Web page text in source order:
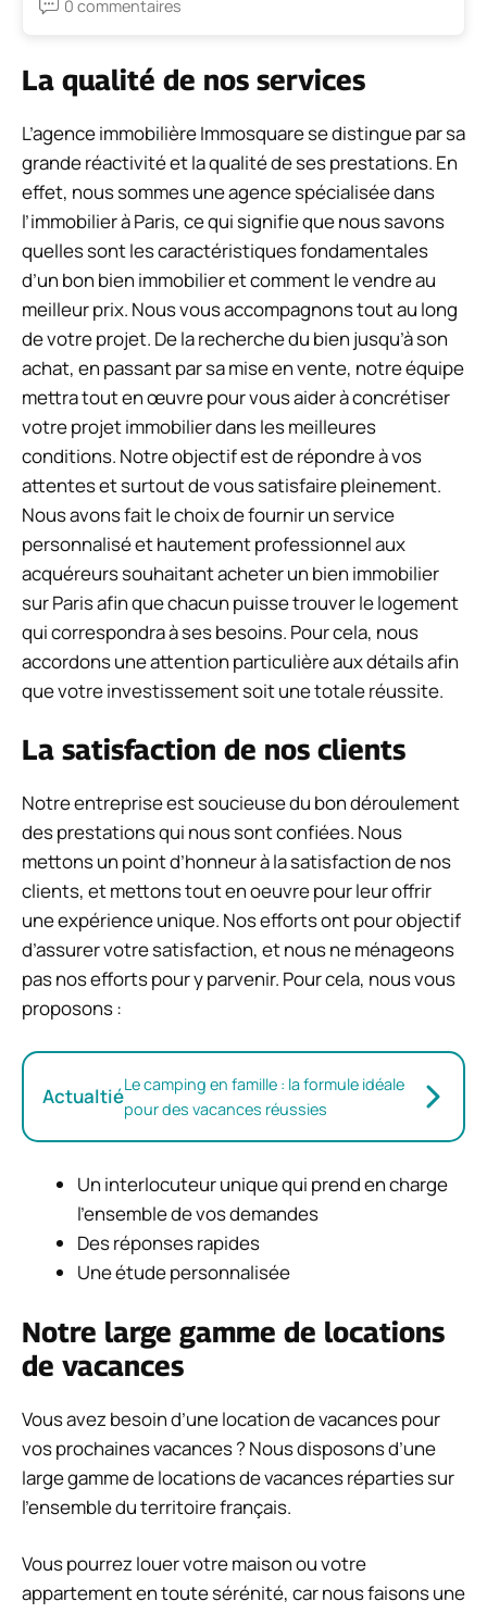
0 commentaires
La qualité de nos services
L’agence immobilière Immosquare se distingue par sa
grande réactivité et la qualité de ses prestations. En
effet, nous sommes une agence spécialisée dans
l’immobilier à Paris, ce qui signifie que nous savons
quelles sont les caractéristiques fondamentales
d’un bon bien immobilier et comment le vendre au
meilleur prix. Nous vous accompagnons tout au long
de votre projet. De la recherche du bien jusqu’à son
achat, en passant par sa mise en vente, notre équipe
mettra tout en œuvre pour vous aider à concrétiser
votre projet immobilier dans les meilleures
conditions. Notre objectif est de répondre à vos
attentes et surtout de vous satisfaire pleinement.
Nous avons fait le choix de fournir un service
personnalisé et hautement professionnel aux
acquéreurs souhaitant acheter un bien immobilier
sur Paris afin que chacun puisse trouver le logement
qui correspondra à ses besoins. Pour cela, nous
accordons une attention particulière aux détails afin
que votre investissement soit une totale réussite.
La satisfaction de nos clients
Notre entreprise est soucieuse du bon déroulement
des prestations qui nous sont confiées. Nous
mettons un point d’honneur à la satisfaction de nos
clients, et mettons tout en oeuvre pour leur offrir
une expérience unique. Nos efforts ont pour objectif
d’assurer votre satisfaction, et nous ne ménageons
pas nos efforts pour y parvenir. Pour cela, nous vous
proposons :
ActualtiéLe camping en famille : la formule idéale
pour des vacances réussies
Un interlocuteur unique qui prend en charge
l’ensemble de vos demandes
Des réponses rapides
Une étude personnalisée
Notre large gamme de locations
de vacances
Vous avez besoin d’une location de vacances pour
vos prochaines vacances ? Nous disposons d’une
large gamme de locations de vacances réparties sur
l’ensemble du territoire français.
Vous pourrez louer votre maison ou votre
appartement en toute sérénité, car nous faisons une